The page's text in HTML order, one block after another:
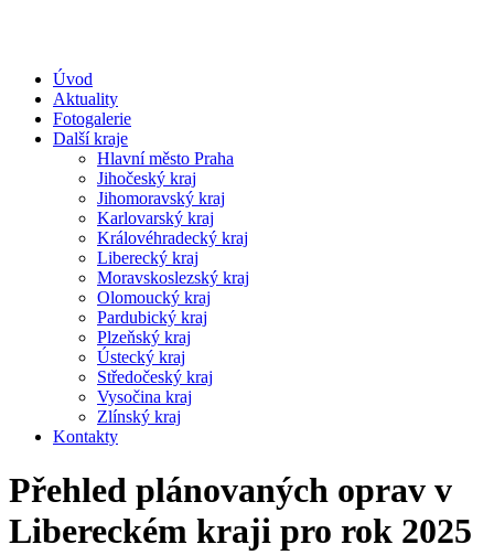
Úvod
Aktuality
Fotogalerie
Další kraje
Hlavní město Praha
Jihočeský kraj
Jihomoravský kraj
Karlovarský kraj
Královéhradecký kraj
Liberecký kraj
Moravskoslezský kraj
Olomoucký kraj
Pardubický kraj
Plzeňský kraj
Ústecký kraj
Středočeský kraj
Vysočina kraj
Zlínský kraj
Kontakty
Přehled plánovaných oprav v
Libereckém kraji pro rok 2025